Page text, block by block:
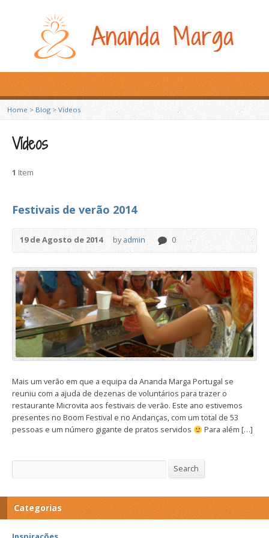
Home > Blog >Vídeos
Vídeos
1 Item
Festivais de verão 2014
19 de Agosto de 2014 byadmin 0
Mais um verão em que a equipa da Ananda Marga Portugal se
reuniu com a ajuda de dezenas de voluntários para trazer o
restaurante Microvita aos festivais de verão. Este ano estivemos
presentes no Boom Festival e no Andanças, com um total de 53
pessoas e um número gigante de pratos servidos
Para além […]
Search
Categorias